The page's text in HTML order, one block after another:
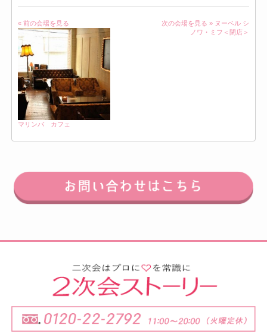
« 前の会場を見る
マリンバ カフェ
次の会場を見る » ヌーベル シ
ノワ・ミフ＜閉店＞